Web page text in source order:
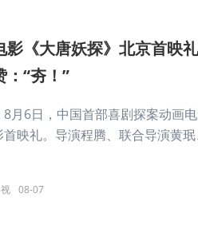
影《大唐妖探》北京首映
：“夯！”
6日，中国首部喜剧探案动画
首映礼。导演程腾、联合导演黄珉
08-07